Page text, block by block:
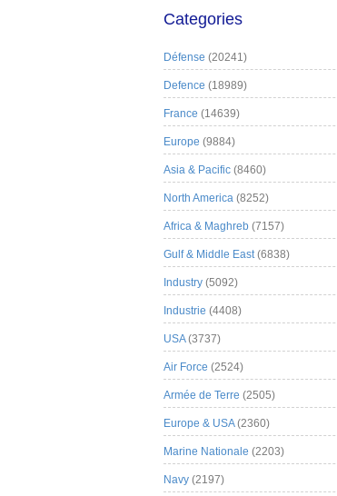
Categories
Défense (20241)
Defence (18989)
France (14639)
Europe (9884)
Asia & Pacific (8460)
North America (8252)
Africa & Maghreb (7157)
Gulf & Middle East(6838)
Industry (5092)
Industrie (4408)
USA(3737)
Air Force (2524)
Armée de Terre (2505)
Europe & USA(2360)
Marine Nationale (2203)
Navy (2197)